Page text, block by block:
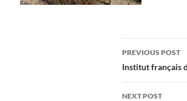
Post
PREVIOUS POST
Institut français
NEXT POST